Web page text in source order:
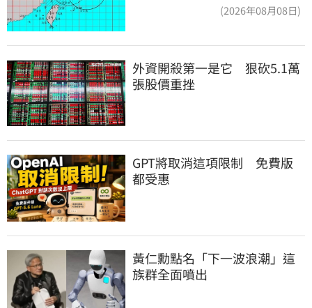
(2026年08月08日)
外資開殺第一是它　狠砍5.1萬
張股價重挫
GPT將取消這項限制　免費版
都受惠
黃仁勳點名「下一波浪潮」這
族群全面噴出